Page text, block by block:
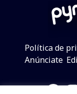
Política de
Anúnciate